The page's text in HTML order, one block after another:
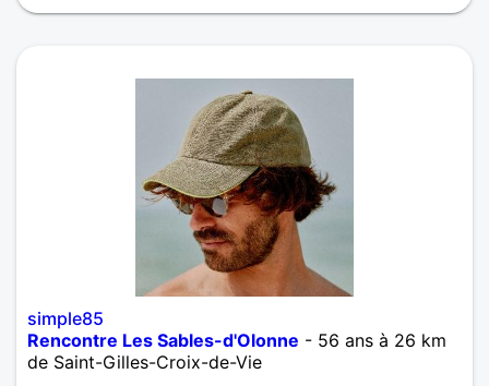
simple85
Rencontre Les Sables-d'Olonne - 56 ans à 26 km
de Saint-Gilles-Croix-de-Vie